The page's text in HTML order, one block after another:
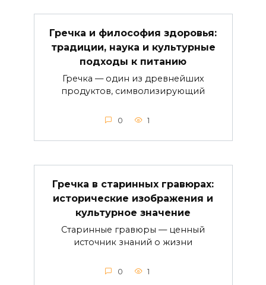
Гречка и философия здоровья:
традиции, наука и культурные
подходы к питанию
Гречка — один из древнейших
продуктов, символизирующий
0 1
Гречка в старинных гравюрах:
исторические изображения и
культурное значение
Старинные гравюры — ценный
источник знаний о жизни
0 1